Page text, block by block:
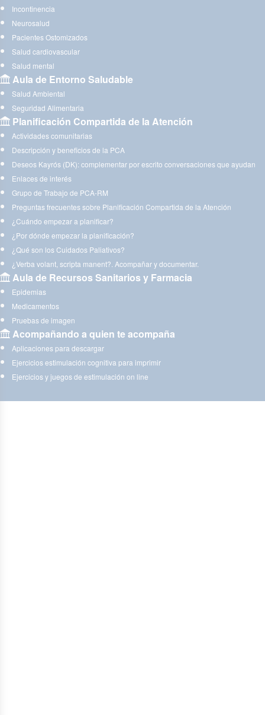
Incontinencia
Neurosalud
Pacientes Ostomizados
Salud cardiovascular
Salud mental
Aula de Entorno Saludable
Salud Ambiental
Seguridad Alimentaria
Planificación Compartida de la Atención
Actividades comunitarias
Descripción y beneficios de la PCA
Deseos Kayrós (DK): complementar por escrito conversaciones que ayudan
Enlaces de interés
Grupo de Trabajo de PCA-RM
Preguntas frecuentes sobre Planificación Compartida de la Atención
¿Cuándo empezar a planificar?
¿Por dónde empezar la planificación?
¿Qué son los Cuidados Paliativos?
¿Verba volant, scripta manent?. Acompañar y documentar.
Aula de Recursos Sanitarios y Farmacia
Epidemias
Medicamentos
Pruebas de imagen
Acompañando a quien te acompaña
Aplicaciones para descargar
Ejercicios estimulación cognitiva para imprimir
Ejercicios y juegos de estimulación on line